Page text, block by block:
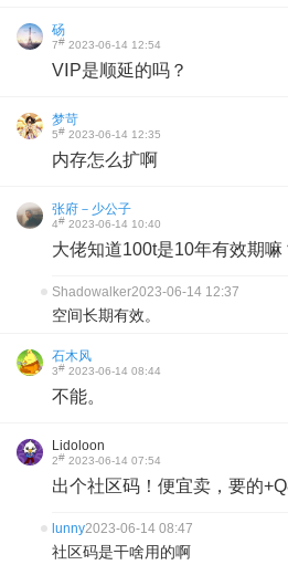
砀
7# 2023-06-14 12:54
VⅠP是顺延的吗？
梦苛
5# 2023-06-14 12:35
内存怎么扩啊
张府－少公子
4# 2023-06-14 10:40
大佬知道100t是10年有效期嘛
Shadowalker2023-06-14 12:37
空间长期有效。
石木风
3# 2023-06-14 08:44
不能。
Lidoloon
2# 2023-06-14 07:54
出个社区码！便宜卖，要的
lunny2023-06-14 08:47
社区码是干啥用的啊